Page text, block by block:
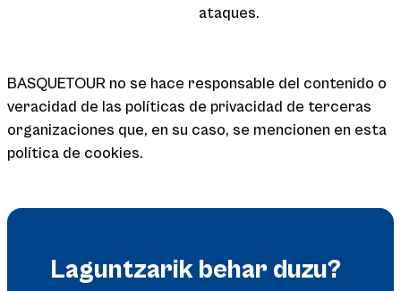
ataques.
BASQUETOUR no se hace responsable del contenido o
veracidad de las políticas de privacidad de terceras
organizaciones que, en su caso, se mencionen en esta
política de cookies.
Laguntzarik behar duzu?